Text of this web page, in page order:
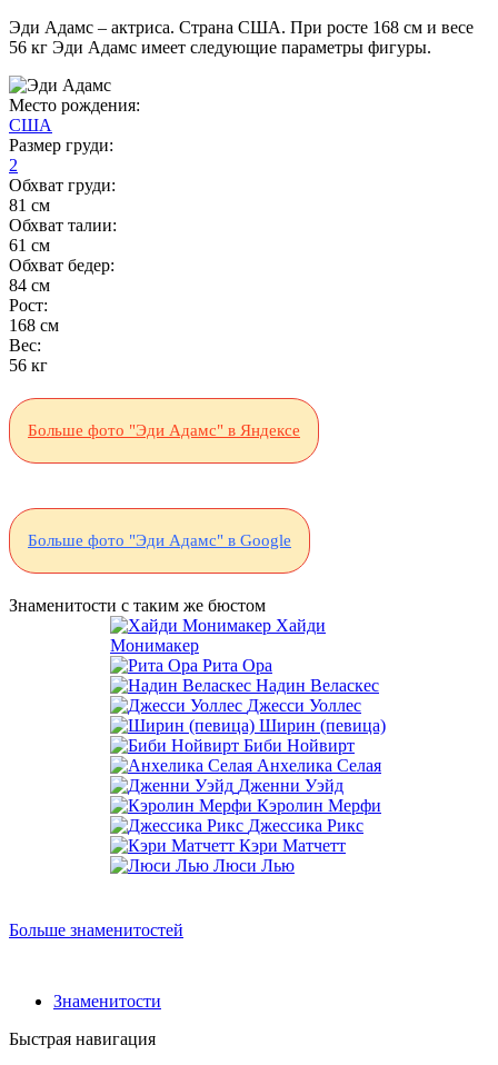
Эди Адамс – актриса. Страна США. При росте 168 см и весе
56 кг Эди Адамс имеет следующие параметры фигуры.
Место рождения:
США
Размер груди:
2
Обхват груди:
81 см
Обхват талии:
61 см
Обхват бедер:
84 см
Рост:
168 см
Вес:
56 кг
Больше фото "Эди Адамс" в Яндексе
Больше фото "Эди Адамс" в Google
Знаменитости с таким же бюстом
Хайди
Монимакер
Рита Ора
Надин Веласкес
Джесси Уоллес
Ширин (певица)
Биби Нойвирт
Анхелика Селая
Дженни Уэйд
Кэролин Мерфи
Джессика Рикс
Кэри Матчетт
Люси Лью
Больше знаменитостей
Знаменитости
Быстрая навигация